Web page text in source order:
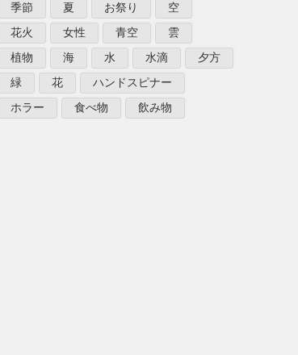
季節 夏 お祭り 空
花火 女性 青空 雲
植物 海 水 水滴 夕方
緑 花 ハンドスピナー
ホラー 食べ物 飲み物